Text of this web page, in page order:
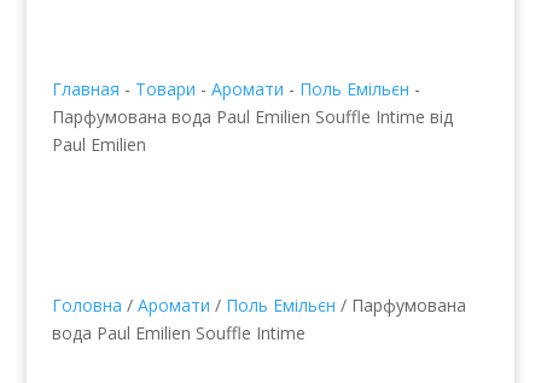
Главная - Товари - Аромати - Поль Емільєн -
Парфумована вода Paul Emilien Souffle Intime від
Paul Emilien
Головна / Аромати / Поль Емільєн / Парфумована
вода Paul Emilien Souffle Intime